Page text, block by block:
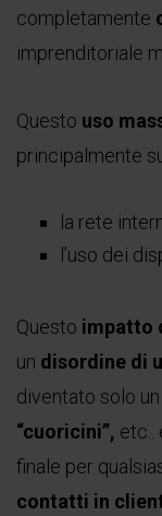
completamente
imprenditoriale
Questo uso
principalmente
la rete
l’uso dei
Questo impatto
un disordine di
diventato solo
“cuoricini”, etc..
finale per
contatti in